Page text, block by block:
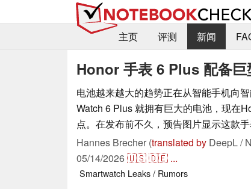
主页
评测 新闻
Honor 手表 6 Plus 配备
电池越来越大的趋势正在从智能手机向
Watch 6 Plus 就拥有巨大的电池，现在
点。在发布前不久，预告图片显示这款手
Hannes Brecher (translated by DeepL /
05/14/2026🇺🇸🇩🇪 ...
Smartwatch Leaks / Rumors